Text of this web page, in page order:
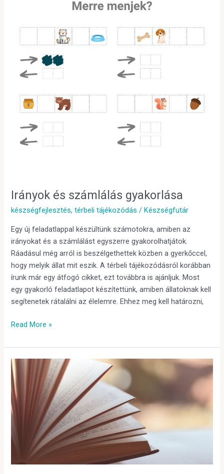
Irányok és számlálás gyakorlása
készségfejlesztés,térbeli tájékozódás /Készségfutár
Egy új feladatlappal készültünk számotokra, amiben az
irányokat és a számlálást egyszerre gyakorolhatjátok.
Ráadásul még arról is beszélgethettek közben a gyerkőccel,
hogy melyik állat mit eszik. A térbeli tájékozódásról korábban
írunk már egy átfogó cikket, ezt továbbra is ajánljuk. Most
egy gyakorló feladatlapot készítettünk, amiben állatoknak kell
segítenetek rátalálni az élelemre. Ehhez meg kell határozni,
Read More »
Gyakoroljuk
az
olvasást
–
így
motiváld
gyereked